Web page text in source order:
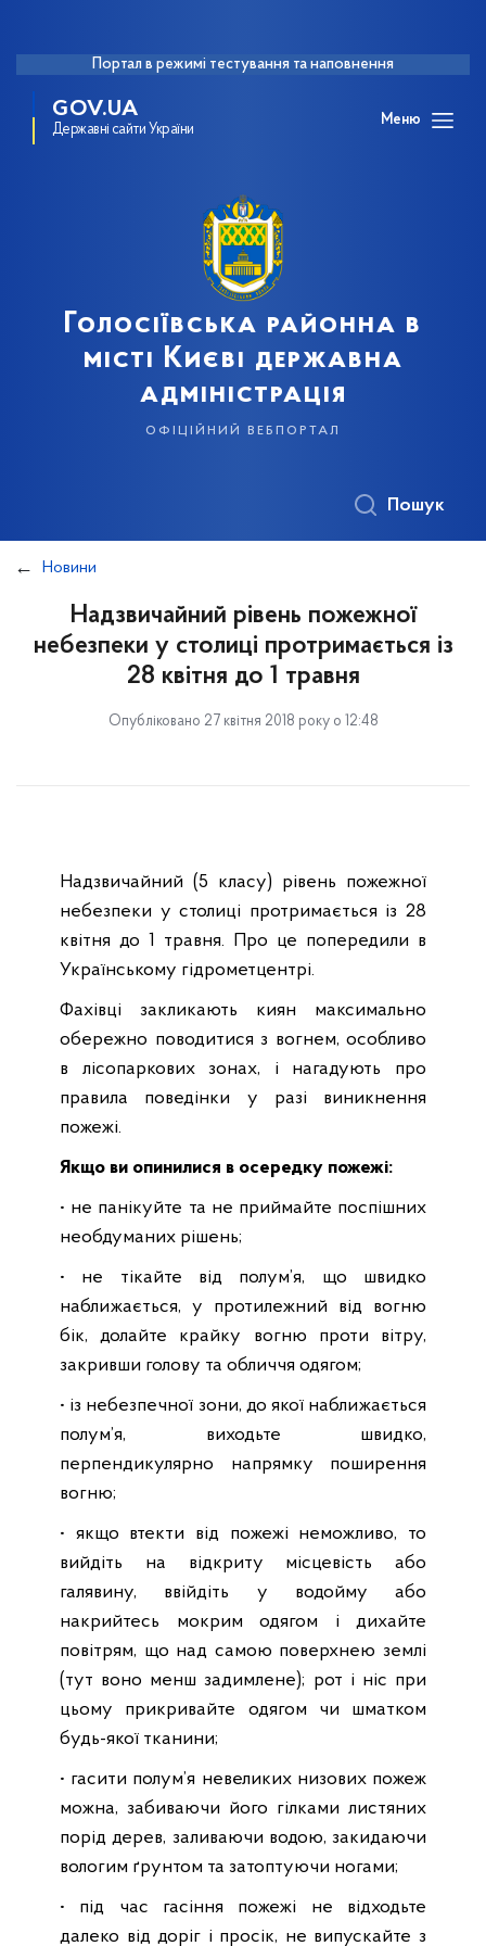
Портал в режимі тестування та наповнення
GOV.UA
Державні сайти України
Меню
Голосіївська районна в
місті Києві державна
адміністрація
офіційний вебпортал
Пошук
Новини
Надзвичайний рівень пожежної
небезпеки у столиці протримається із
28 квітня до 1 травня
Опубліковано 27 квітня 2018 року о 12:48
Надзвичайний (5 класу) рівень пожежної
небезпеки у столиці протримається із 28
квітня до 1 травня. Про це попередили в
Українському гідрометцентрі.
Фахівці закликають киян максимально
обережно поводитися з вогнем, особливо
в лісопаркових зонах, і нагадують про
правила поведінки у разі виникнення
пожежі.
Якщо ви опинилися в осередку пожежі:
• не панікуйте та не приймайте поспішних
необдуманих рішень;
• не тікайте від полум’я, що швидко
наближається, у протилежний від вогню
бік, долайте крайку вогню проти вітру,
закривши голову та обличчя одягом;
• із небезпечної зони, до якої наближається
полум’я, виходьте швидко,
перпендикулярно напрямку поширення
вогню;
• якщо втекти від пожежі неможливо, то
вийдіть на відкриту місцевість або
галявину, ввійдіть у водойму або
накрийтесь мокрим одягом і дихайте
повітрям, що над самою поверхнею землі
(тут воно менш задимлене); рот і ніс при
цьому прикривайте одягом чи шматком
будь-якої тканини;
• гасити полум’я невеликих низових пожеж
можна, забиваючи його гілками листяних
порід дерев, заливаючи водою, закидаючи
вологим ґрунтом та затоптуючи ногами;
• під час гасіння пожежі не відходьте
далеко від доріг і просік, не випускайте з